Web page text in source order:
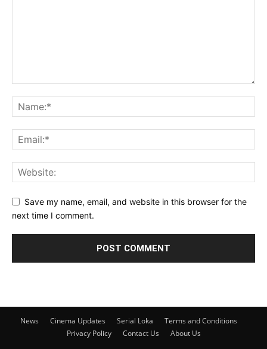
Save my name, email, and website in this browser for the
next time I comment.
News Cinema Updates Serial Loka
Terms and Conditions
Privacy Policy
Contact Us About Us